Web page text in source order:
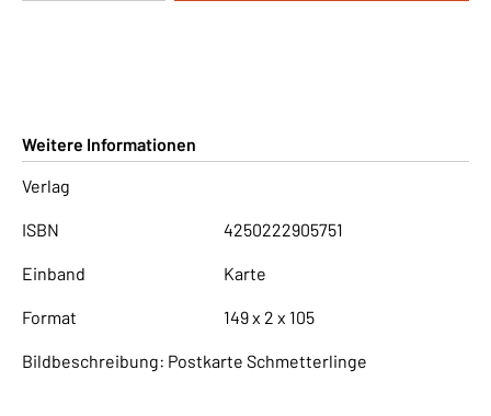
Weitere Informationen
Verlag
ISBN 4250222905751
Einband Karte
Format 149 x 2 x 105
Bildbeschreibung: Postkarte Schmetterlinge